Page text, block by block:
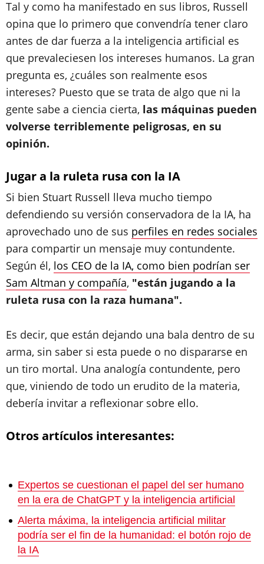
Tal y como ha manifestado en sus libros, Russell
opina que lo primero que convendría tener claro
antes de dar fuerza a la inteligencia artificial es
que prevaleciesen los intereses humanos. La gran
pregunta es, ¿cuáles son realmente esos
intereses? Puesto que se trata de algo que ni la
gente sabe a ciencia cierta, las máquinas pueden
volverse terriblemente peligrosas, en su
opinión.
Jugar a la ruleta rusa con la IA
Si bien Stuart Russell lleva mucho tiempo
defendiendo su versión conservadora de la IA, ha
aprovechado uno de sus perfiles en redes sociales
para compartir un mensaje muy contundente.
Según él, los CEO de la IA, como bien podrían ser
Sam Altman y compañía, "están jugando a la
ruleta rusa con la raza humana".
Es decir, que están dejando una bala dentro de su
arma, sin saber si esta puede o no dispararse en
un tiro mortal. Una analogía contundente, pero
que, viniendo de todo un erudito de la materia,
debería invitar a reflexionar sobre ello.
Otros artículos interesantes:
Expertos se cuestionan el papel del ser humano
en la era de ChatGPT y la inteligencia artificial
Alerta máxima, la inteligencia artificial militar
podría ser el fin de la humanidad: el botón rojo de
la IA